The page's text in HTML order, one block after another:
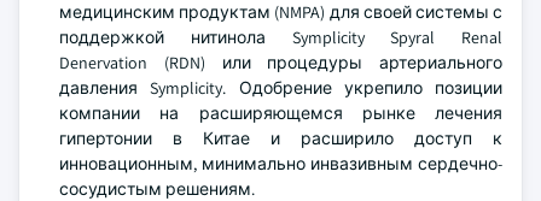
медицинским продуктам (NMPA) для своей системы с
поддержкой нитинола Symplicity Spyral Renal
Denervation (RDN) или процедуры артериального
давления Symplicity. Одобрение укрепило позиции
компании на расширяющемся рынке лечения
гипертонии в Китае и расширило доступ к
инновационным, минимально инвазивным сердечно-
сосудистым решениям.